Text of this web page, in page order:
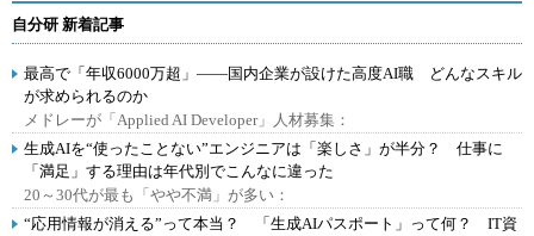
自分研 新着記事
最高で「年収6000万超」――国内企業が設けた高度AI職 どんなスキル
が求められるのか
メドレーが「Applied AI Developer」人材募集：
生成AIを“使ったことない”エンジニアは「楽しさ」が半分？ 仕事に
「満足」する理由は年代別でこんなに違った
20～30代が最も「やや不満」が多い：
“応用情報が消える”って本当？ 「生成AIパスポート」って何？ IT資